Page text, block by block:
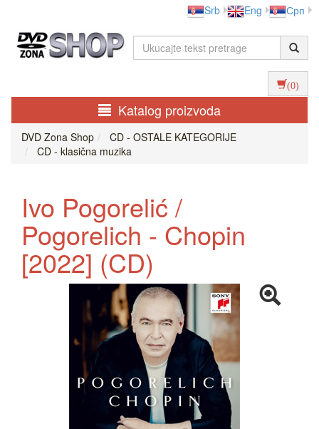
Srb Eng Срп
(0)
Katalog proizvoda
DVD Zona Shop
CD - OSTALE KATEGORIJE
CD - klasična muzika
Ivo Pogorelić /
Pogorelich - Chopin
[2022] (CD)